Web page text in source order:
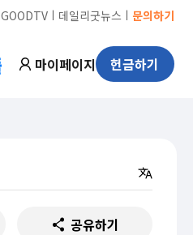
GOODTVㅣ 데일리굿뉴스 ㅣ 문의하기
마이페이지 헌금하기
공유하기